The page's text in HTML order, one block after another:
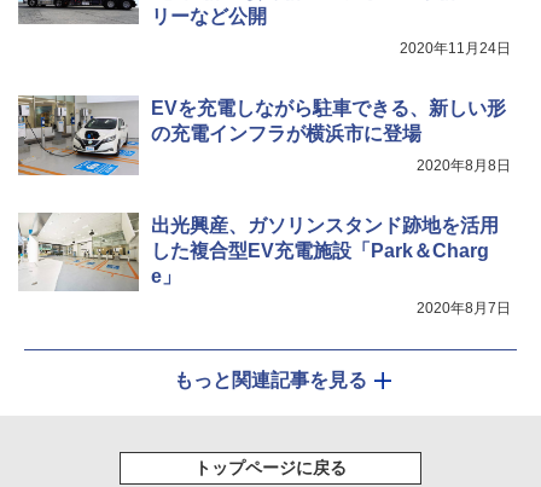
リーなど公開
2020年11月24日
EVを充電しながら駐車できる、新しい形
の充電インフラが横浜市に登場
2020年8月8日
出光興産、ガソリンスタンド跡地を活用
した複合型EV充電施設「Park＆Charg
e」
2020年8月7日
もっと関連記事を見る
トップページに戻る